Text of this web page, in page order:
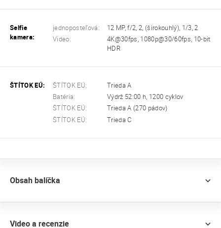
Selfie
kamera:
jednoposteľová:
12 MP, f/2, 2, (širokouhlý), 1/3, 2
Video:
4K@30fps, 1080p@30/60fps, 10-bit
HDR
ŠTÍTOK EÚ: ŠTÍTOK EÚ:
Trieda A
Batéria:
Výdrž 52:00 h, 1200 cyklov
ŠTÍTOK EÚ:
Trieda A (270 pádov)
ŠTÍTOK EÚ:
Trieda C
Obsah balíčka
Video a recenzie